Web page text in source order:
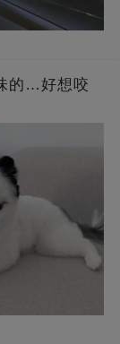
的…好想咬